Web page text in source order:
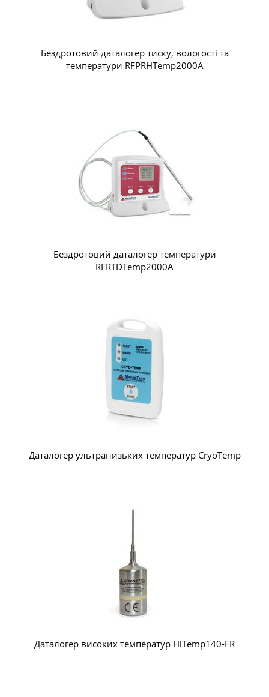
Бездротовий даталогер тиску, вологості та
температури RFPRHTemp2000A
Бездротовий даталогер температури
RFRTDTemp2000A
Даталогер ультранизьких температур CryoTemp
Даталогер високих температур HiTemp140-FR